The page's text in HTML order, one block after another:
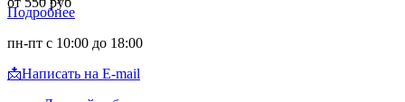
Подробнее
пн-пт с 10:00 до 18:00
📩Написать на E-mail